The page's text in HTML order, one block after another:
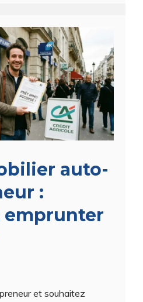
auto-
:
et souhaitez